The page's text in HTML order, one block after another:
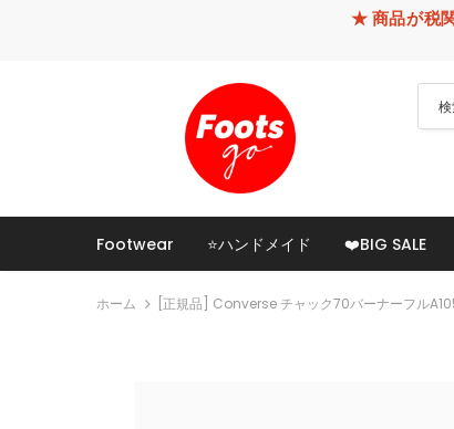
★ 商品が税関を通過できなか
Footwear ⭐ハンドメイド ❤️BIG SALE
ホーム [正規品] Converse チャック70バーナーフル